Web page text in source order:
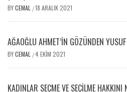
BYCEMAL /18 ARALIK 2021
AĞAOĞLU AHMET’IN GÖZÜNDEN
BYCEMAL /4 EKIM 2021
KADINLAR SEÇME VE SEÇILME